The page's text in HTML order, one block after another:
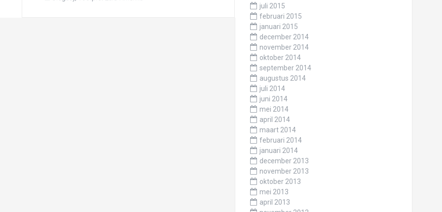
juli 2015
februari 2015
januari 2015
december 2014
november 2014
oktober 2014
september 2014
augustus 2014
juli 2014
juni 2014
mei 2014
april 2014
maart 2014
februari 2014
januari 2014
december 2013
november 2013
oktober 2013
mei 2013
april 2013